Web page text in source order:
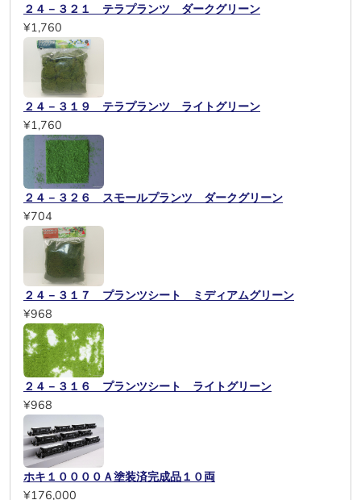
２４－３２１ テラプランツ ダークグリーン
¥1,760
２４－３１９ テラプランツ ライトグリーン
¥1,760
２４－３２６ スモールプランツ ダークグリーン
¥704
２４－３１７ プランツシート ミディアムグリーン
¥968
２４－３１６ プランツシート ライトグリーン
¥968
ホキ１００００Ａ塗装済完成品１０両
¥176,000